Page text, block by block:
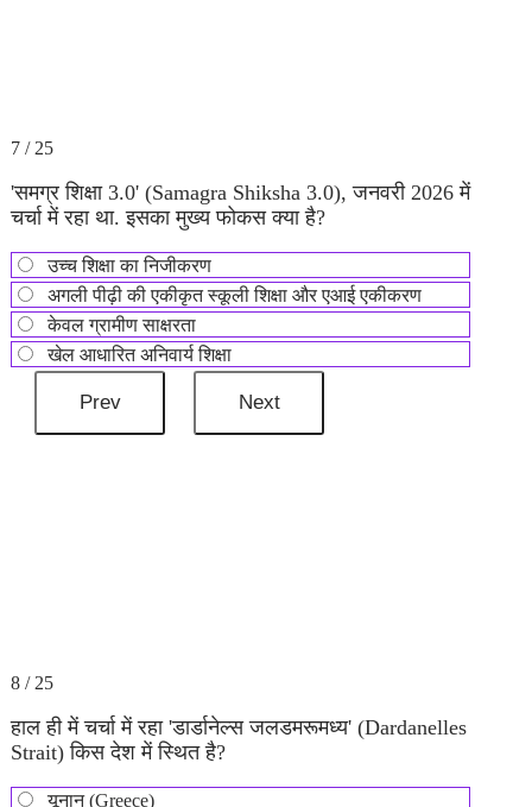
7 / 25
'समग्र शिक्षा 3.0' (Samagra Shiksha 3.0), जनवरी 2026 में
चर्चा में रहा था. इसका मुख्य फोकस क्या है?
उच्च शिक्षा का निजीकरण
अगली पीढ़ी की एकीकृत स्कूली शिक्षा और एआई एकीकरण
केवल ग्रामीण साक्षरता
खेल आधारित अनिवार्य शिक्षा
8 / 25
हाल ही में चर्चा में रहा 'डार्डानेल्स जलडमरूमध्य' (Dardanelles
Strait) किस देश में स्थित है?
यूनान (Greece)